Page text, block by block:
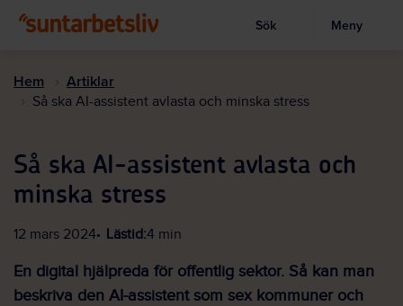
huvudinnehållet
Visa sökruta
Sök Meny
Hem Artiklar
Så ska AI-assistent avlasta och minska stress
Så ska AI-assistent avlasta och
minska stress
12 mars 2024 Lästid:4 min
En digital hjälpreda för offentlig sektor. Så kan man
beskriva den AI-assistent som sex kommuner och